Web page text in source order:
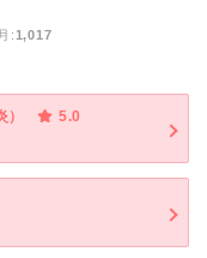
:1,017
5.0